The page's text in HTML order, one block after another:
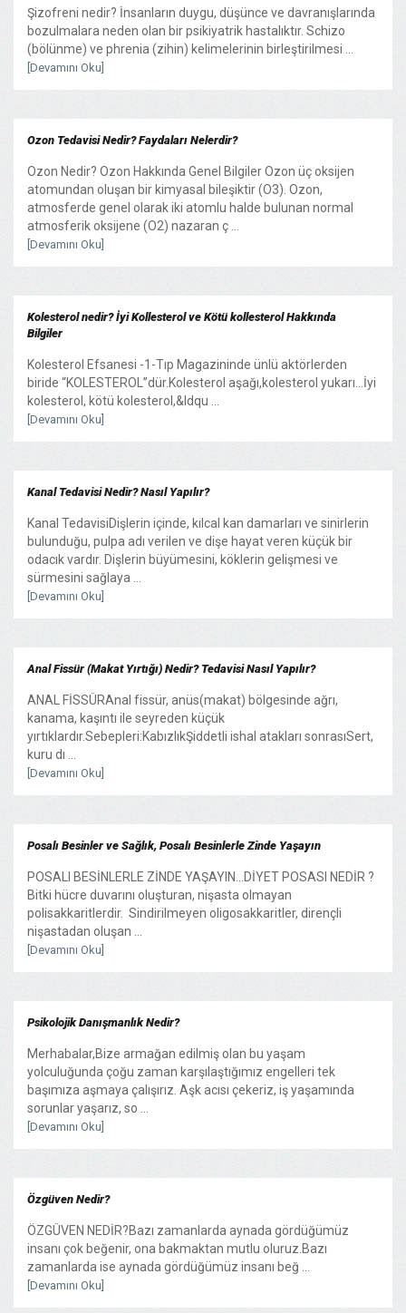
Şizofreni nedir? İnsanların duygu, düşünce ve davranışlarında
bozulmalara neden olan bir psikiyatrik hastalıktır. Schizo
(bölünme) ve phrenia (zihin) kelimelerinin birleştirilmesi ...
[Devamını Oku]
Ozon Tedavisi Nedir? Faydaları Nelerdir?
Ozon Nedir? Ozon Hakkında Genel Bilgiler Ozon üç oksijen
atomundan oluşan bir kimyasal bileşiktir (O3). Ozon,
atmosferde genel olarak iki atomlu halde bulunan normal
atmosferik oksijene (O2) nazaran ç ...
[Devamını Oku]
Kolesterol nedir? İyi Kollesterol ve Kötü kollesterol Hakkında
Bilgiler
Kolesterol Efsanesi -1-Tıp Magazininde ünlü aktörlerden
biride “KOLESTEROL”dür.Kolesterol aşağı,kolesterol yukarı…İyi
kolesterol, kötü kolesterol,&ldqu ...
[Devamını Oku]
Kanal Tedavisi Nedir? Nasıl Yapılır?
Kanal TedavisiDişlerin içinde, kılcal kan damarları ve sinirlerin
bulunduğu, pulpa adı verilen ve dişe hayat veren küçük bir
odacık vardır. Dişlerin büyümesini, köklerin gelişmesi ve
sürmesini sağlaya ...
[Devamını Oku]
Anal Fissür (Makat Yırtığı) Nedir? Tedavisi Nasıl Yapılır?
ANAL FİSSÜRAnal fissür, anüs(makat) bölgesinde ağrı,
kanama, kaşıntı ile seyreden küçük
yırtıklardır.Sebepleri:KabızlıkŞiddetli ishal atakları sonrasıSert,
kuru dı ...
[Devamını Oku]
Posalı Besinler ve Sağlık, Posalı Besinlerle Zinde Yaşayın
POSALI BESİNLERLE ZİNDE YAŞAYIN...DİYET POSASI NEDİR ?
Bitki hücre duvarını oluşturan, nişasta olmayan
polisakkaritlerdir. Sindirilmeyen oligosakkaritler, dirençli
nişastadan oluşan ...
[Devamını Oku]
Psikolojik Danışmanlık Nedir?
Merhabalar,Bize armağan edilmiş olan bu yaşam
yolculuğunda çoğu zaman karşılaştığımız engelleri tek
başımıza aşmaya çalışırız. Aşk acısı çekeriz, iş yaşamında
sorunlar yaşarız, so ...
[Devamını Oku]
Özgüven Nedir?
ÖZGÜVEN NEDİR?Bazı zamanlarda aynada gördüğümüz
insanı çok beğenir, ona bakmaktan mutlu oluruz.Bazı
zamanlarda ise aynada gördüğümüz insanı beğ ...
[Devamını Oku]